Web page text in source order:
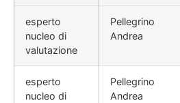
esperto
nucleo di
valutazione
Pellegrino
Andrea
esperto
nucleo di
Pellegrino
Andrea